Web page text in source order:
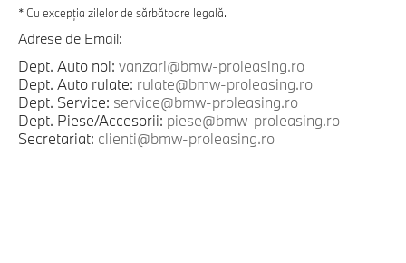
* Cu excepția zilelor de sărbătoare legală.
Adrese de Email:
Dept. Auto noi: vanzari@bmw-proleasing.ro
Dept. Auto rulate: rulate@bmw-proleasing.ro
Dept. Service: service@bmw-proleasing.ro
Dept. Piese/Accesorii: piese@bmw-proleasing.ro
Secretariat: clienti@bmw-proleasing.ro